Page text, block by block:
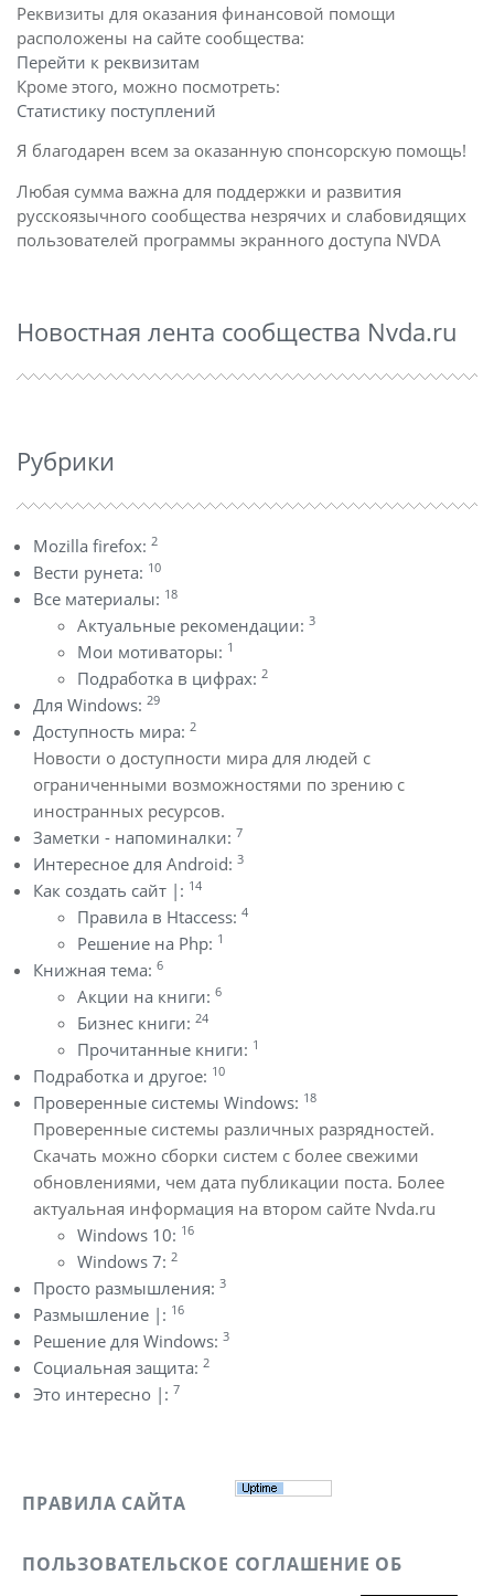
Реквизиты для оказания финансовой помощи
расположены на сайте сообщества:
Перейти к реквизитам
Кроме этого, можно посмотреть:
Статистику поступлений
Я благодарен всем за оказанную спонсорскую помощь!
Любая сумма важна для поддержки и развития
русскоязычного сообщества незрячих и слабовидящих
пользователей программы экранного доступа NVDA
Новостная лента сообщества Nvda.ru
Рубрики
Mozilla firefox: 2
Вести рунета: 10
Все материалы: 18
Актуальные рекомендации: 3
Мои мотиваторы: 1
Подработка в цифрах: 2
Для Windows: 29
Доступность мира: 2
Новости о доступности мира для людей с
ограниченными возможностями по зрению с
иностранных ресурсов.
Заметки - напоминалки: 7
Интересное для Android: 3
Как создать сайт |: 14
Правила в Htaccess: 4
Решение на Php: 1
Книжная тема: 6
Акции на книги: 6
Бизнес книги: 24
Прочитанные книги: 1
Подработка и другое: 10
Проверенные системы Windows: 18
Проверенные системы различных разрядностей.
Скачать можно сборки систем с более свежими
обновлениями, чем дата публикации поста. Более
актуальная информация на втором сайте Nvda.ru
Windows 10: 16
Windows 7: 2
Просто размышления: 3
Размышление |: 16
Решение для Windows: 3
Социальная защита: 2
Это интересно |: 7
ПРАВИЛА САЙТА
ПОЛЬЗОВАТЕЛЬСКОЕ СОГЛАШЕНИЕ ОБ